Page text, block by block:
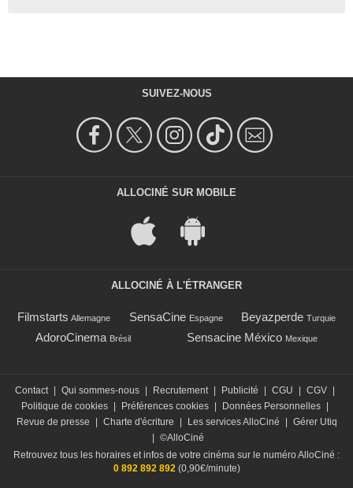
SUIVEZ-NOUS
ALLOCINÉ SUR MOBILE
ALLOCINÉ À L'ÉTRANGER
Filmstarts Allemagne SensaCine Espagne Beyazperde Turquie
AdoroCinema Brésil Sensacine México Mexique
Contact | Qui sommes-nous | Recrutement | Publicité | CGU | CGV |
Politique de cookies | Préférences cookies | Données Personnelles |
Revue de presse
| Charte d'écriture | Les services AlloCiné | Gérer Utiq
| ©AlloCiné
Retrouvez tous les horaires et infos de votre cinéma sur le numéro AlloCiné :
0 892 892 892(0,90€/minute)